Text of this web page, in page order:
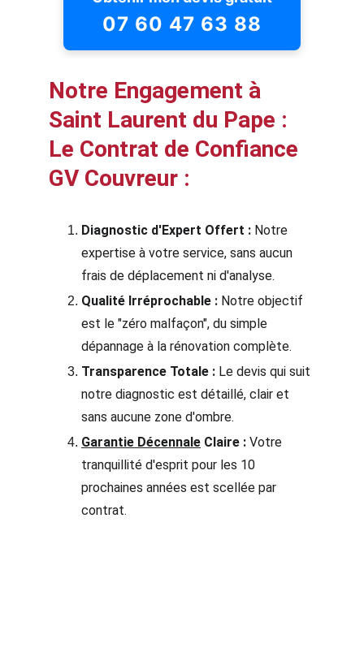
Notre Engagement à
Saint Laurent du Pape :
Le Contrat de Confiance
GV Couvreur :
Diagnostic d'Expert Offert : Notre
expertise à votre service, sans aucun
frais de déplacement ni d'analyse.
Qualité Irréprochable : Notre objectif
est le "zéro malfaçon", du simple
dépannage à la rénovation complète.
Transparence Totale : Le devis qui suit
notre diagnostic est détaillé, clair et
sans aucune zone d'ombre.
Garantie Décennale Claire : Votre
tranquillité d'esprit pour les 10
prochaines années est scellée par
contrat.